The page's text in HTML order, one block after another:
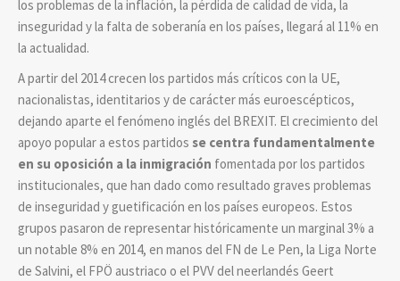
los problemas de la inflación, la pérdida de calidad de vida, la
inseguridad y la falta de soberanía en los países, llegará al 11% en
la actualidad.
A partir del 2014 crecen los partidos más críticos con la UE,
nacionalistas, identitarios y de carácter más euroescépticos,
dejando aparte el fenómeno inglés del BREXIT. El crecimiento del
apoyo popular a estos partidos se centra fundamentalmente
en su oposición a la inmigración fomentada por los partidos
institucionales, que han dado como resultado graves problemas
de inseguridad y guetificación en los países europeos. Estos
grupos pasaron de representar históricamente un marginal 3% a
un notable 8% en 2014, en manos del FN de Le Pen, la Liga Norte
de Salvini, el FPÖ austriaco o el PVV del neerlandés Geert